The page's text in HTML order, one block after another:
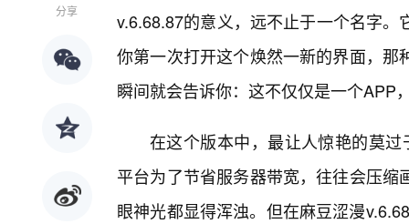
分享
v.6.68.87的意义，远不止于一个名字
你第一次打开这个焕然一新的界面，
瞬间就会告诉你：这不仅仅是一个APP
在这个版本中，最让人惊艳的莫过
平台为了节省服务器带宽，往往会压
眼神光都显得浑浊。但在麻豆涩漫